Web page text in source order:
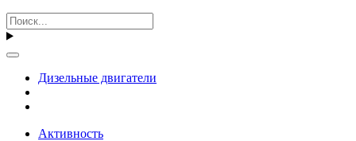
Дизельные двигатели
Активность